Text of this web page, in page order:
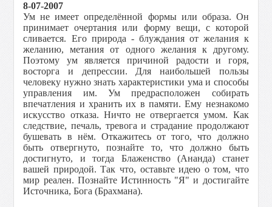
8-07-2007
Ум не имеет определённой формы или образа. Он
принимает очертания или форму вещи, с которой
сливается. Его природа - блуждания от желания к
желанию, метания от одного желания к другому.
Поэтому ум является причиной радости и горя,
восторга и депрессии. Для наибольшей пользы
человеку нужно знать характеристики ума и способы
управления им. Ум предрасположен собирать
впечатления и хранить их в памяти. Ему незнакомо
искусство отказа. Ничто не отвергается умом. Как
следствие, печаль, тревога и страдание продолжают
бушевать в нём. Откажитесь от того, что должно
быть отвергнуто, познайте то, что должно быть
достигнуто, и тогда Блаженство (Ананда) станет
вашей природой. Так что, оставьте идею о том, что
мир реален. Познайте Истинность "Я" и достигайте
Источника, Бога (Брахмана).